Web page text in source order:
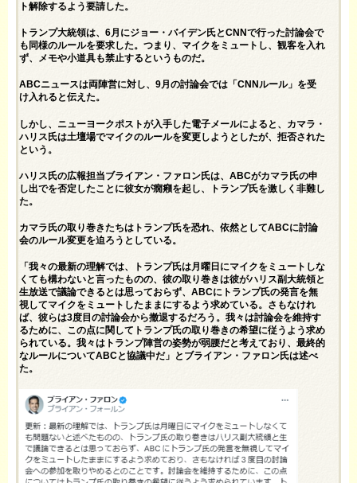
ト解除するよう要請した。
トランプ大統領は、6月にジョー・バイデン氏とCNNで行った討論会で
も同様のルールを要求した。つまり、マイクをミュートし、観客を入れ
ず、メモや小道具も禁止するというものだ。
ABCニュースは両陣営に対し、9月の討論会では「CNNルール」を受
け入れると伝えた。
しかし、ニューヨークポストが入手した電子メールによると、カマラ・
ハリス氏は土壇場でマイクのルールを変更しようとしたが、拒否された
という。
ハリス氏の広報担当ブライアン・ファロン氏は、ABCがカマラ氏の申
し出でを否定したことに彼女が癇癪を起し、トランプ氏を激しく非難し
た。
カマラ氏の取り巻きたちはトランプ氏を恐れ、依然としてABCに討論
会のルール変更を迫ろうとしている。
「我々の最新の理解では、トランプ氏は月曜日にマイクをミュートしな
くても構わないと言ったものの、彼の取り巻きは彼がハリス副大統領と
生放送で議論できるとは思っておらず、ABCにトランプ氏の発言を無
視してマイクをミュートしたままにするよう求めている。さもなけれ
ば、彼らは3度目の討論会から撤退するだろう。我々は討論会を維持す
るために、この点に関してトランプ氏の取り巻きの希望に従うよう求め
られている。我々はトランプ陣営の姿勢が弱腰だと考えており、最終的
なルールについてABCと協議中だ」とブライアン・ファロン氏は述べ
た。